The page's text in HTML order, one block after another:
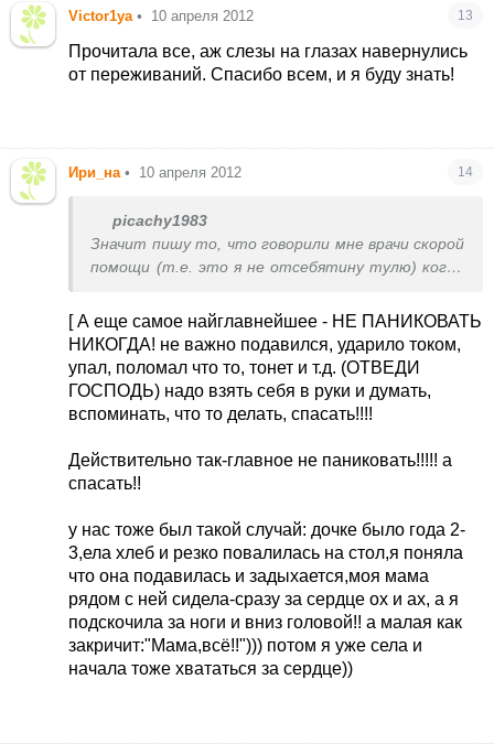
Victor1ya • 10 апреля 2012 13
Прочитала все, аж слезы на глазах навернулись
от переживаний. Спасибо всем, и я буду знать!
Ири_на • 10 апреля 2012 14
picachy1983
Значит пишу то, что говорили мне врачи скорой
помощи (т.е. это я не отсебятину тулю) когда
который уже бегал в радостях, а не лежал
трупом на полу! Подавились лекарством,
ребенок за считанные секунды посинел и начал
терять сознание! пока муж вызывал скорую, я не
растерявшись (СПАСИБО ГОСПОДУ ЧТО ДАЛ
оказывать ему всевозможную помощь:
перекидывать через колено, стуча по спине,
кусал), делать искусственное дыхание (без
непрямого массажа сердца) - в общем делала все
что знала - нифига, и тут -о озарение- я
схватила его за ноги и начала трусить, просто
трусить и бить по пяткам (ребенку было около
2 лет) - он сразу заорал, со рта полились слюни
и т.д. но он жив! все это происходило за пол
[ А еще самое найглавнейшее - НЕ ПАНИКОВАТЬ
НИКОГДА! не важно подавился, ударило током,
упал, поломал что то, тонет и т.д. (ОТВЕДИ
ГОСПОДЬ) надо взять себя в руки и думать,
вспоминать, что то делать, спасать!!!!
Действительно так-главное не паниковать!!!!! а
спасать!!
у нас тоже был такой случай: дочке было года 2-
3,ела хлеб и резко повалилась на стол,я поняла
что она подавилась и задыхается,моя мама
рядом с ней сидела-сразу за сердце ох и ах, а я
подскочила за ноги и вниз головой!! а малая как
закричит:"Мама,всё!!"))) потом я уже села и
начала тоже хвататься за сердце))